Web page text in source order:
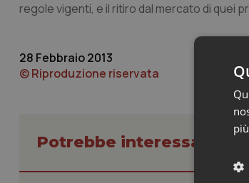
regole vigenti, e il ritiro dal mercato di quei
28 Febbraio 2013
© Riproduzione riservata
Potrebbe interessarti in
più